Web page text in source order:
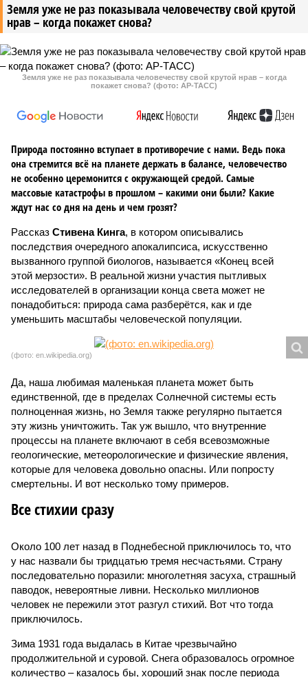
Земля уже не раз показывала человечеству свой крутой
нрав – когда покажет снова?
Земля уже не раз показывала человечеству свой крутой нрав – когда
покажет снова? (фото: АР-ТАСС)
Природа постоянно вступает в противоречие с нами. Ведь пока
она стремится всё на планете держать в балансе, человечество
не особенно церемонится с окружающей средой. Самые
массовые катастрофы в прошлом – какими они были? Какие
ждут нас со дня на день и чем грозят?
Рассказ Стивена Кинга, в котором описывались
последствия очередного апокалипсиса, искусственно
вызванного группой биологов, называется «Конец всей
этой мерзости». В реальной жизни участия пытливых
исследователей в организации конца света может не
понадобиться: природа сама разберётся, как и где
уменьшить масштабы человеческой популяции.
(фото: en.wikipedia.org)
Да, наша любимая маленькая планета может быть
единственной, где в пределах Солнечной системы есть
полноценная жизнь, но Земля также регулярно пытается
эту жизнь уничтожить. Так уж вышло, что внутренние
процессы на планете включают в себя всевозможные
геологические, метеорологические и физические явления,
которые для человека довольно опасны. Или попросту
смертельны. И вот несколько тому примеров.
Все стихии сразу
Около 100 лет назад в Поднебесной приключилось то, что
у нас назвали бы тридцатью тремя несчастьями. Страну
последовательно поразили: многолетняя засуха, страшный
паводок, невероятные ливни. Несколько миллионов
человек не пережили этот разгул стихий. Вот что тогда
приключилось.
Зима 1931 года выдалась в Китае чрезвычайно
продолжительной и суровой. Снега образовалось огромное
количество – казалось бы, хороший знак после периода